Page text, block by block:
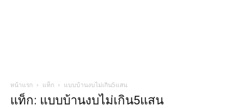
หน้าแรก แท็ก แบบบ้านงบไม่เกิน5แสน
แท็ก: แบบบ้านงบไม่เกิน5แสน